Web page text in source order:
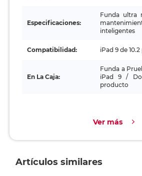
Especificaciones:
Funda ultra
inteligentes
Compatibilidad: iPad 9 de
En La Caja:
Funda a
iPad 9 /
producto
Ver más
Artículos similares